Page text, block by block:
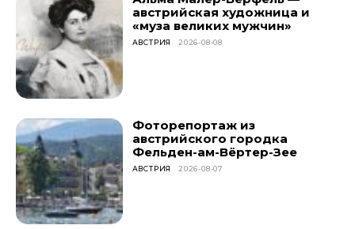
австрийская художница и
«муза великих мужчин»
АВСТРИЯ 2026-08-08
Фоторепортаж из
австрийского городка
Фельден-ам-Вёртер-Зее
АВСТРИЯ 2026-08-07